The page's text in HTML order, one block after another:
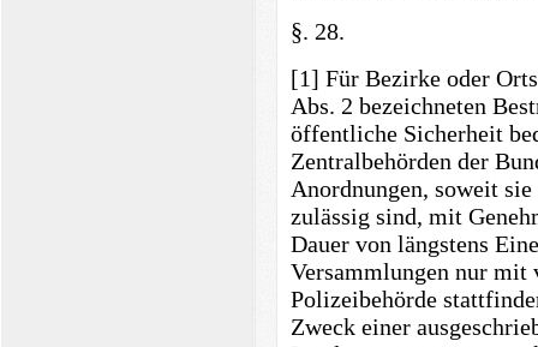
§. 28.
[1] Für Bezirke oder
Abs. 2 bezeichneten
öffentliche Sicherheit
Zentralbehörden der
Anordnungen, soweit
zulässig sind, mit
Dauer von längstens
Versammlungen nur mit
Polizeibehörde
Zweck einer